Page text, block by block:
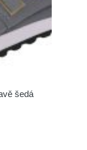
šedá